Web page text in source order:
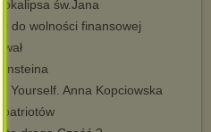
św.Jana
do wolności finansowej
Yourself. Anna Kopciowska
patriotów